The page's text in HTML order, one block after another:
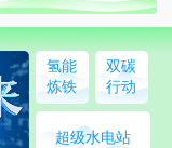
氢能
炼铁
双碳
行动
超级水电站